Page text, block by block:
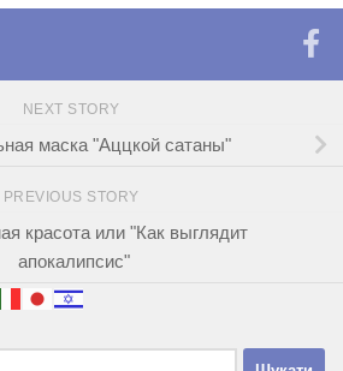
NEXT STORY
маска "Аццкой сатаны"
PREVIOUS STORY
красота или "Как выглядит
апокалипсис"